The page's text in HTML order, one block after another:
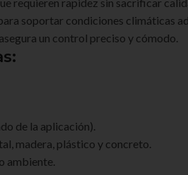
soportar condiciones climáticas
un control preciso y cómodo.
de la aplicación).
madera, plástico y concreto.
ambiente.